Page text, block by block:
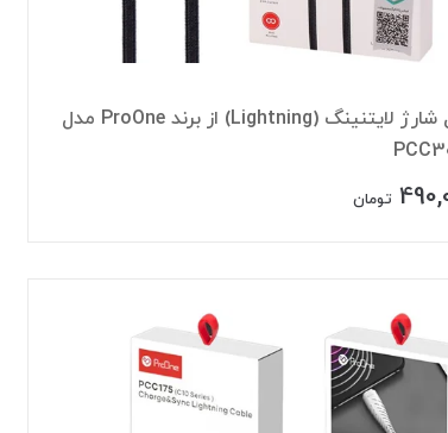
کابل شارژ لایتنینگ (Lightning) از برند ProOne مدل
تومان